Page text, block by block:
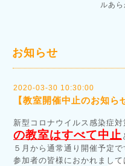
ルあら
お知らせ
2020-03-30 10:30:00
【教室開催中止のお知ら
新型コロナウイルス感染症対
の教室はすべて中止
５月から通常通り開催予定で
参加者の皆様におかれまし